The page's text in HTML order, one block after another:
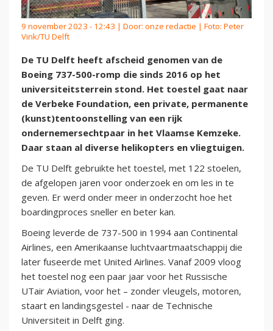
9 november 2023 - 12:43 | Door: onze redactie | Foto: Peter
Vink/TU Delft
De TU Delft heeft afscheid genomen van de
Boeing 737-500-romp die sinds 2016 op het
universiteitsterrein stond. Het toestel gaat naar
de Verbeke Foundation, een private, permanente
(kunst)tentoonstelling van een rijk
ondernemersechtpaar in het Vlaamse Kemzeke.
Daar staan al diverse helikopters en vliegtuigen.
De TU Delft gebruikte het toestel, met 122 stoelen,
de afgelopen jaren voor onderzoek en om les in te
geven. Er werd onder meer in onderzocht hoe het
boardingproces sneller en beter kan.
Boeing leverde de 737-500 in 1994 aan Continental
Airlines, een Amerikaanse luchtvaartmaatschappij die
later fuseerde met United Airlines. Vanaf 2009 vloog
het toestel nog een paar jaar voor het Russische
UTair Aviation, voor het – zonder vleugels, motoren,
staart en landingsgestel - naar de Technische
Universiteit in Delft ging.